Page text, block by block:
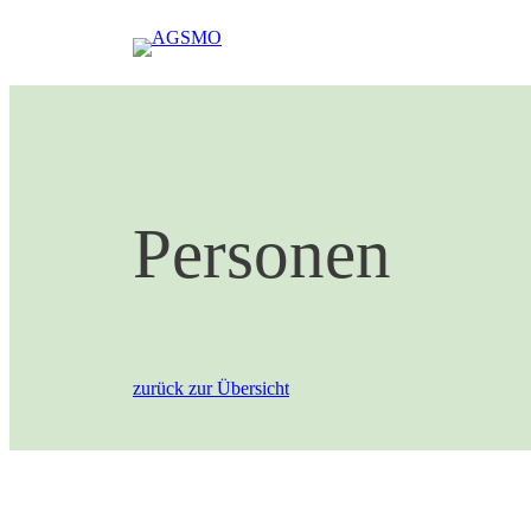
Personen
zurück zur Übersicht